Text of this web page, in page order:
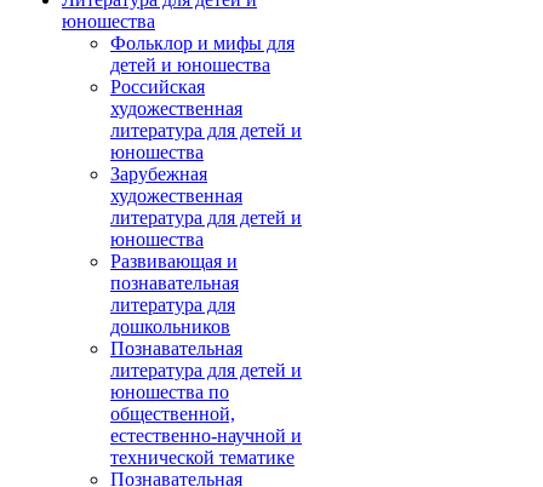
юношества
Фольклор и мифы для
детей и юношества
Российская
художественная
литература для детей и
юношества
Зарубежная
художественная
литература для детей и
юношества
Развивающая и
познавательная
литература для
дошкольников
Познавательная
литература для детей и
юношества по
общественной,
естественно-научной и
технической тематике
Познавательная